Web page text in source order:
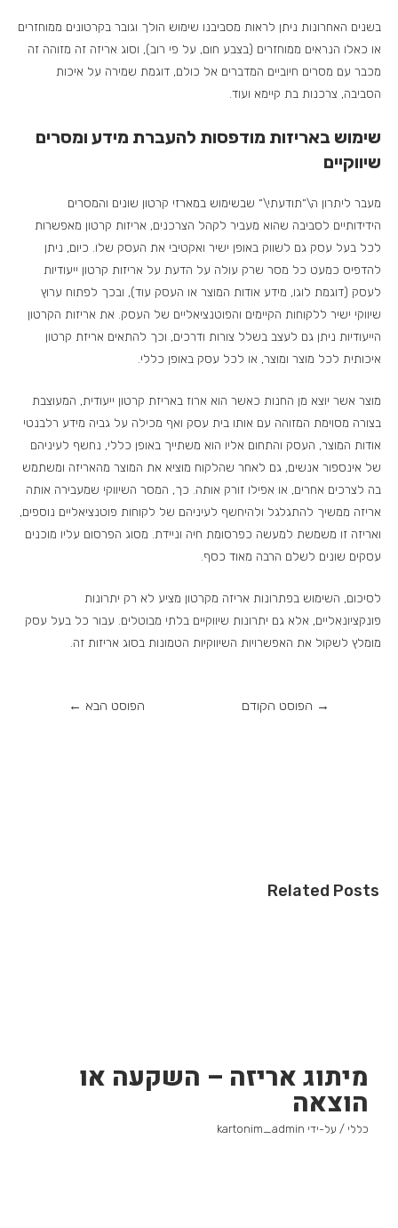
בשנים האחרונות ניתן לראות מסביבנו שימוש הולך וגובר בקרטונים ממוחזרים
או כאלו הנראים ממוחזרים (בצבע חום, על פי רוב), וסוג אריזה זה מזוהה זה
מכבר עם מסרים חיוביים המדברים אל כולם, דוגמת שמירה על איכות
הסביבה, צרכנות בת קיימא ועוד.
שימוש באריזות מודפסות להעברת מידע ומסרים
שיווקיים
מעבר ליתרון ה\”תודעתי\” שבשימוש במארזי קרטון שונים והמסרים
הידידותיים לסביבה שהוא מעביר לקהל הצרכנים, אריזות קרטון מאפשרות
לכל בעל עסק גם לשווק באופן ישיר ואקטיבי את העסק שלו. כיום, ניתן
להדפיס כמעט כל מסר שרק עולה על הדעת על אריזות קרטון ייעודיות
לעסק (דוגמת לוגו, מידע אודות המוצר או העסק עוד), ובכך לפתוח ערוץ
שיווקי ישיר ללקוחות הקיימים והפוטנציאליים של העסק. את אריזות הקרטון
הייעודיות ניתן גם לעצב בשלל צורות ודרכים, וכך להתאים אריזת קרטון
איכותית לכל מוצר ומוצר, או לכל עסק באופן כללי.
מוצר אשר יוצא מן החנות כאשר הוא ארוז באריזת קרטון ייעודית, המעוצבת
בצורה מסוימת המזוהה עם אותו בית עסק ואף מכילה על גביה מידע רלבנטי
אודות המוצר, העסק והתחום אליו הוא משתייך באופן כללי, נחשף לעיניהם
של אינספור אנשים, גם לאחר שהלקוח מוציא את המוצר מהאריזה ומשתמש
בה לצרכים אחרים, או אפילו זורק אותה. כך, המסר השיווקי שמעבירה אותה
אריזה ממשיך להתגלגל ולהיחשף לעיניהם של לקוחות פוטנציאליים נוספים,
ואריזה זו משמשת למעשה כפרסומת חיה וניידת. מסוג הפרסום עליו מוכנים
עסקים שונים לשלם הרבה מאוד כסף.
לסיכום, השימוש בפתרונות אריזה מקרטון מציע לא רק יתרונות
פונקציונאליים, אלא גם יתרונות שיווקיים בלתי מבוטלים. עבור כל בעל עסק
מומלץ לשקול את האפשרויות השיווקיות הטמונות בסוג אריזות זה.
→ הפוסט הקודם הפוסט הבא ←
Related Posts
מיתוג אריזה – השקעה או
הוצאה
כללי / על-ידי kartonim_admin